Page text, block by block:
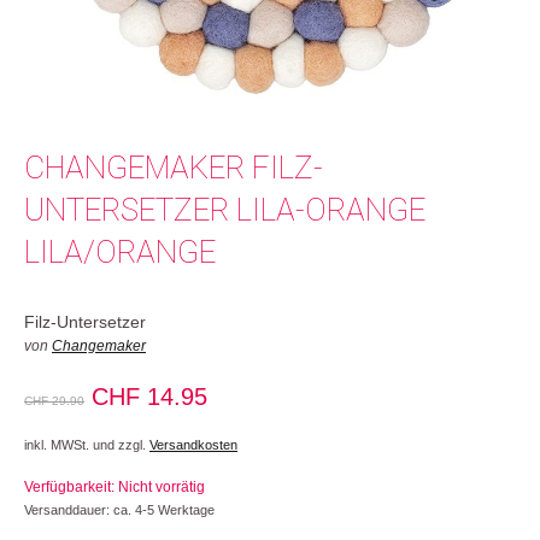
CHANGEMAKER FILZ-
UNTERSETZER LILA-ORANGE
LILA/ORANGE
Filz-Untersetzer
von Changemaker
CHF29.90
Ursprünglicher
CHF 29.90
CHF 14.95Aktueller
CHF 14.95.
inkl. MWSt. und zzgl. Versandkosten
Verfügbarkeit: Nicht vorrätig
Versanddauer: ca. 4-5 Werktage